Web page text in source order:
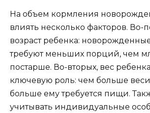
На объем кормления
влиять несколько факторов. Во-
возраст ребенка:
требуют меньших порций, чем
постарше. Во-вторых, вес
ключевую роль: чем больше
больше ему требуется пищи.
учитывать индивидуальные